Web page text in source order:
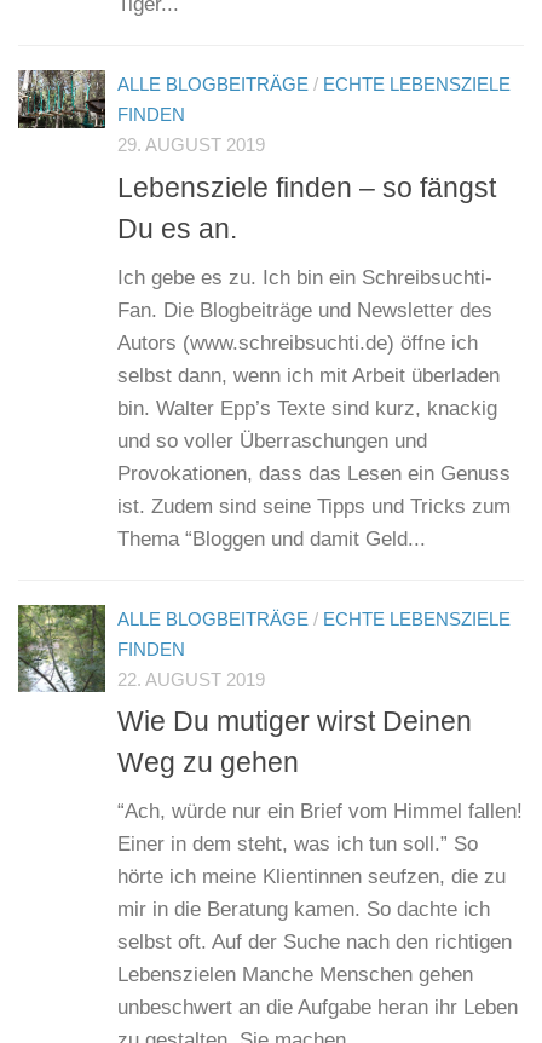
ALLE BLOGBEITRÄGE / ECHTE LEBENSZIELE
FINDEN
29. AUGUST 2019
Lebensziele finden – so fängst
Du es an.
Ich gebe es zu. Ich bin ein Schreibsuchti-
Fan. Die Blogbeiträge und Newsletter des
Autors (www.schreibsuchti.de) öffne ich
selbst dann, wenn ich mit Arbeit überladen
bin. Walter Epp’s Texte sind kurz, knackig
und so voller Überraschungen und
Provokationen, dass das Lesen ein Genuss
ist. Zudem sind seine Tipps und Tricks zum
Thema “Bloggen und damit Geld...
ALLE BLOGBEITRÄGE / ECHTE LEBENSZIELE
FINDEN
22. AUGUST 2019
Wie Du mutiger wirst Deinen
Weg zu gehen
“Ach, würde nur ein Brief vom Himmel fallen!
Einer in dem steht, was ich tun soll.” So
hörte ich meine Klientinnen seufzen, die zu
mir in die Beratung kamen. So dachte ich
selbst oft. Auf der Suche nach den richtigen
Lebenszielen Manche Menschen gehen
unbeschwert an die Aufgabe heran ihr Leben